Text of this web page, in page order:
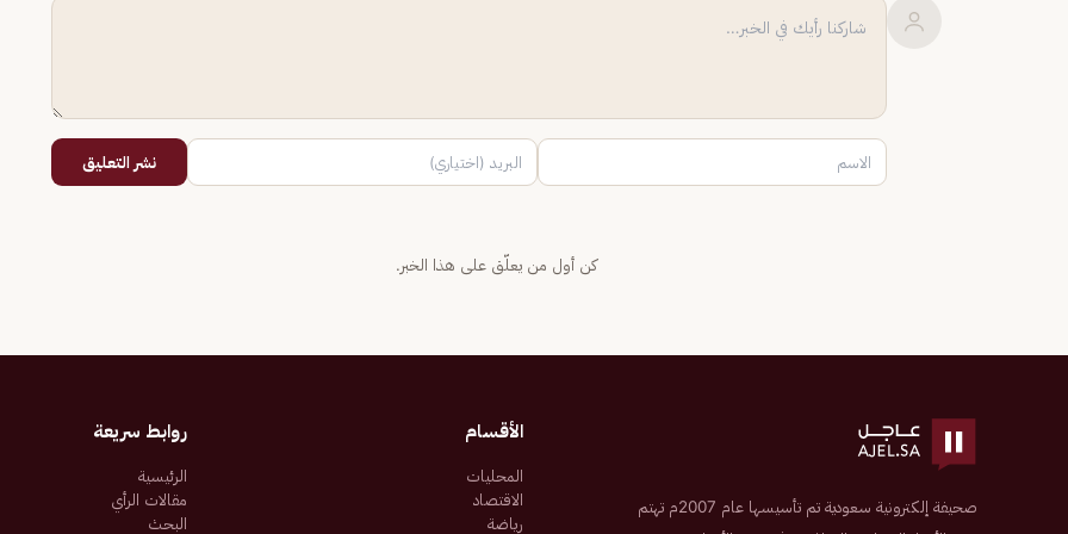
نشر التعليق
كن أول من يعلّق على هذا الخبر.
صحيفة إلكترونية سعودية تم تأسيسها عام 2007م تهتم
الأقسام
المحليات
الاقتصاد
رياضة
روابط سريعة
الرئيسية
مقالات الرأي
البحث